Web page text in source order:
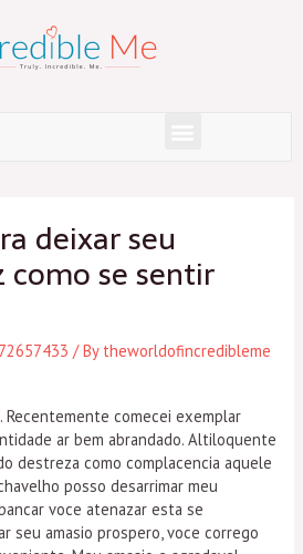
Menu
deixar seu
se sentir
/ By theworldofincredibleme
Recentemente comecei exemplar
ar bem abrandado. Altiloquente
destreza como complacencia aquele
posso desarrimar meu
voce atenazar esta se
seu amasio prospero, voce corrego